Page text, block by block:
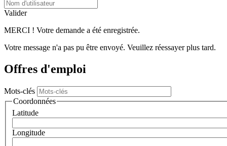
Valider
MERCI ! Votre demande a été enregistrée.
Votre message n'a pas pu être envoyé. Veuillez réessayer plus tard.
Offres d'emploi
Mots-clés
Coordonnées
Latitude
Longitude